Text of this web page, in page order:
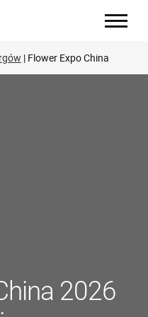
Flower Expo China
2026